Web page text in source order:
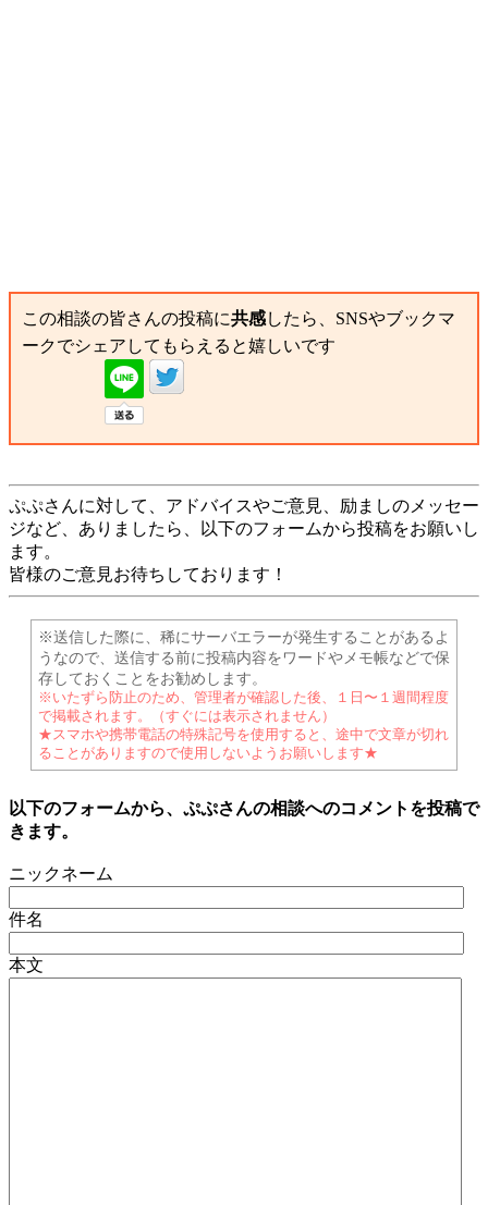
この相談の皆さんの投稿に共感したら、SNSやブックマ
ークでシェアしてもらえると嬉しいです
ぷぷさんに対して、アドバイスやご意見、励ましのメッセー
ジなど、ありましたら、以下のフォームから投稿をお願いし
ます。
皆様のご意見お待ちしております！
※送信した際に、稀にサーバエラーが発生することがあるよ
うなので、送信する前に投稿内容をワードやメモ帳などで保
存しておくことをお勧めします。
※いたずら防止のため、管理者が確認した後、１日〜１週間程度
で掲載されます。（すぐには表示されません）
★スマホや携帯電話の特殊記号を使用すると、途中で文章が切れ
ることがありますので使用しないようお願いします★
以下のフォームから、ぷぷさんの相談へのコメントを投稿で
きます。
ニックネーム
件名
本文